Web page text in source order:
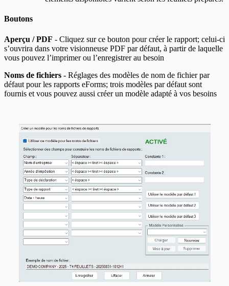
Boutons
Aperçu / PDF - Cliquez sur ce bouton pour créer le rapport; celui‑ci
s’ouvrira dans votre visionneuse PDF par défaut, à partir de laquelle
vous pouvez l’imprimer ou l’enregistrer au besoin
Noms de fichiers - Réglages des modèles de nom de fichier par
défaut pour les rapports eForms; trois modèles par défaut sont
fournis et vous pouvez aussi créer un modèle adapté à vos besoins